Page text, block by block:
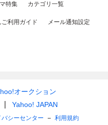
特集 カテゴリ一覧
利用ガイド メール通知設定
オークション
Yahoo! JAPAN
バシーセンター 利用規約